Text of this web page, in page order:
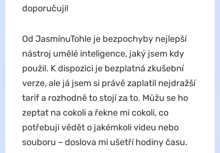
doporučuji!
Od JasmínuTohle je bezpochyby nejlepší
nástroj umělé inteligence, jaký jsem kdy
použil. K dispozici je bezplatná zkušební
verze, ale já jsem si právě zaplatil nejdražší
tarif a rozhodně to stojí za to. Můžu se ho
zeptat na cokoli a řekne mi cokoli, co
potřebuji vědět o jakémkoli videu nebo
souboru – doslova mi ušetří hodiny času.